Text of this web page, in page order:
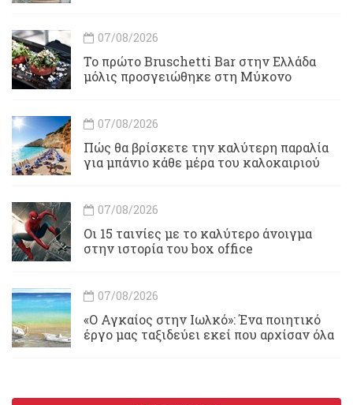
07/08/2026
Το πρώτο Bruschetti Bar στην Ελλάδα
μόλις προσγειώθηκε στη Μύκονο
07/08/2026
Πώς θα βρίσκετε την καλύτερη παραλία
για μπάνιο κάθε μέρα του καλοκαιριού
07/08/2026
Οι 15 ταινίες με το καλύτερο άνοιγμα
στην ιστορία του box office
07/08/2026
«Ο Αγκαίος στην Ιωλκό»: Ένα ποιητικό
έργο μας ταξιδεύει εκεί που αρχίσαν όλα